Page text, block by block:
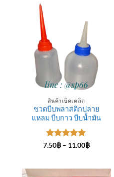
สินค้าเบ็ดเตล็ด
ขวดบีบพลาสติกปลาย
แหลม บีบกาว บีบน้ำมัน
ให้คะแนน
7.50฿ – 11.00฿Price
11.00฿